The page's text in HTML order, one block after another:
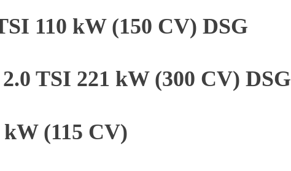
110 kW (150 CV) DSG
TSI 221 kW (300 CV) DSG
(115 CV)